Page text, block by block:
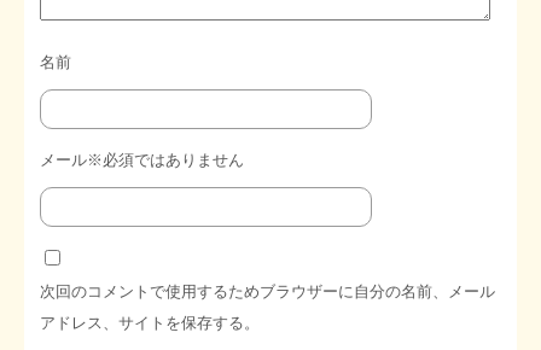
名前
メール※必須ではありません
次回のコメントで使用するためブラウザーに自分の名前、メール
アドレス、サイトを保存する。